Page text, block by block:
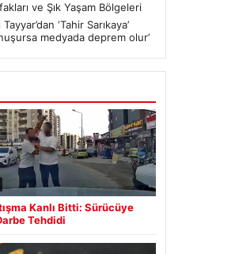
ve Şık Yaşam Bölgeleri
‘Tahir Sarıkaya’
medyada deprem olur’
Kanlı Bitti: Sürücüye
Tehdidi